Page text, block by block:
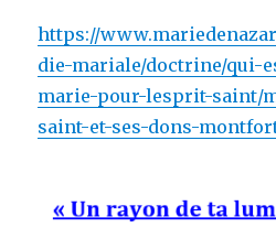
https://
die-mariale/doctrine/qui-
marie-pour-lesprit-saint/
saint-et-ses-dons-